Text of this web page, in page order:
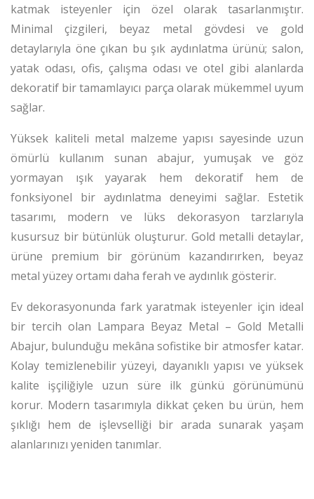
katmak isteyenler için özel olarak tasarlanmıştır.
Minimal çizgileri, beyaz metal gövdesi ve gold
detaylarıyla öne çıkan bu şık aydınlatma ürünü; salon,
yatak odası, ofis, çalışma odası ve otel gibi alanlarda
dekoratif bir tamamlayıcı parça olarak mükemmel uyum
sağlar.
Yüksek kaliteli metal malzeme yapısı sayesinde uzun
ömürlü kullanım sunan abajur, yumuşak ve göz
yormayan ışık yayarak hem dekoratif hem de
fonksiyonel bir aydınlatma deneyimi sağlar. Estetik
tasarımı, modern ve lüks dekorasyon tarzlarıyla
kusursuz bir bütünlük oluşturur. Gold metalli detaylar,
ürüne premium bir görünüm kazandırırken, beyaz
metal yüzey ortamı daha ferah ve aydınlık gösterir.
Ev dekorasyonunda fark yaratmak isteyenler için ideal
bir tercih olan Lampara Beyaz Metal – Gold Metalli
Abajur, bulunduğu mekâna sofistike bir atmosfer katar.
Kolay temizlenebilir yüzeyi, dayanıklı yapısı ve yüksek
kalite işçiliğiyle uzun süre ilk günkü görünümünü
korur. Modern tasarımıyla dikkat çeken bu ürün, hem
şıklığı hem de işlevselliği bir arada sunarak yaşam
alanlarınızı yeniden tanımlar.